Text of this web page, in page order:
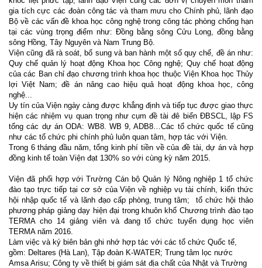
gia tích cực các đoàn công tác và tham mưu cho Chính phủ, lãnh đạo
Bộ về các vấn đề khoa học công nghệ trong công tác phòng chống hạn
tại các vùng trọng điểm như: Đồng bằng sông Cửu Long, đồng bằng
sông Hồng, Tây Nguyên và Nam Trung Bộ.
Viện cũng đã rà soát, bổ sung và ban hành một số quy chế, đề án như:
Quy chế quản lý hoạt động Khoa học Công nghệ; Quy chế hoạt động
của các Ban chỉ đạo chương trình khoa học thuộc Viện Khoa học Thủy
lợi Việt Nam; đề án nâng cao hiệu quả hoạt động khoa học, công
nghệ...
Uy tín của Viện ngày càng được khẳng định và tiếp tục được giao thực
hiệncác nhiệm vụ quan trọng như cụm đề tài đê biển ĐBSCL, lập FS
tổng các dự án ODA: WB8. WB 9, ADB8…Các tổ chức quốc tế cũng
như các tổ chức phi chính phủ luôn quan tâm, hợp tác với Viện.
Trong 6 tháng đầu năm, tổng kinh phí tiền về của đề tài, dự án và hợp
đồng kinh tế toàn Viện đạt 130% so với cùng kỳ năm 2015.
Viện đã phối hợp vớiTrường Cán bộ Quản lý Nông nghiệp 1 tổ chức
đào tạo trực tiếp tại cơ sở của Viện về nghiệp vụ tài chính, kiến thức
hội nhập quốc tế và lãnh đạo cấp phòng, trung tâm;
tổ chức hội thảo
phương pháp giảng dạy hiện đại trong khuôn khổ Chương trình đào tạo
TERMA cho 14 giảng viên và đang tổ chức tuyển dụng học viên
TERMA năm 2016.
Làm việc và ký biên bản ghi nhớ hợp tác với các tổ chức Quốc tế,
gồm: Deltares (Hà Lan), Tập đoàn K-WATER; Trung tâm lọc nước
Amsa Arisu; Công ty về thiết bị giám sát địa chất của Nhật và Trường